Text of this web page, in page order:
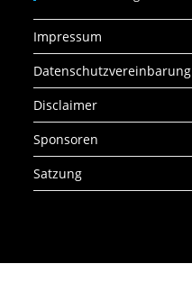
Impressum
Datenschutzvereinbarung
Disclaimer
Sponsoren
Satzung